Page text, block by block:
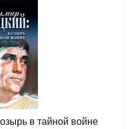
в тайной войне